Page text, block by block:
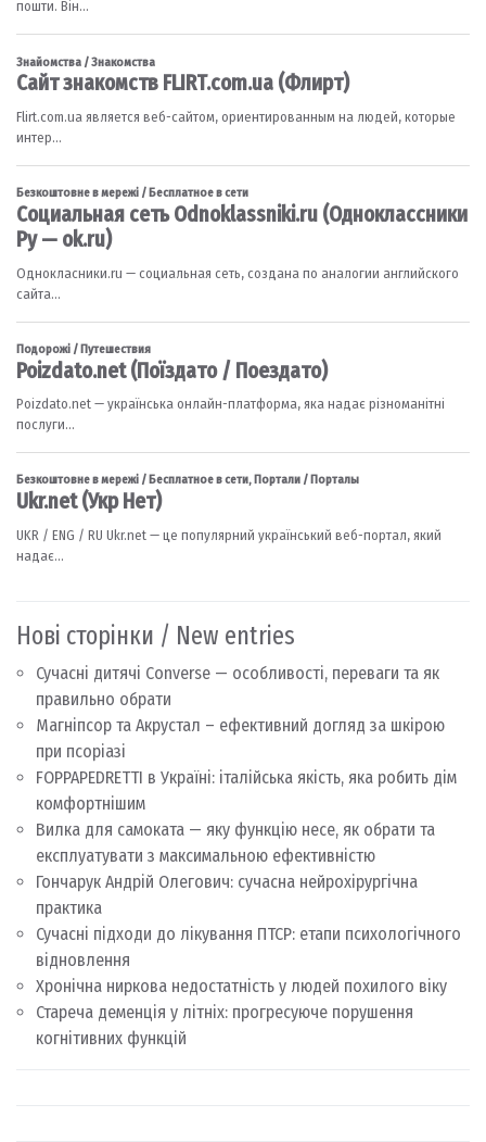
Нові сторінки / New entries
Сучасні дитячі Converse — особливості, переваги та як
правильно обрати
Магніпсор та Акрустал – ефективний догляд за шкірою
при псоріазі
FOPPAPEDRETTI в Україні: італійська якість, яка робить дім
комфортнішим
Вилка для самоката — яку функцію несе, як обрати та
експлуатувати з максимальною ефективністю
Гончарук Андрій Олегович: сучасна нейрохірургічна
практика
Сучасні підходи до лікування ПТСР: етапи психологічного
відновлення
Хронічна ниркова недостатність у людей похилого віку
Стареча деменція у літніх: прогресуюче порушення
когнітивних функцій